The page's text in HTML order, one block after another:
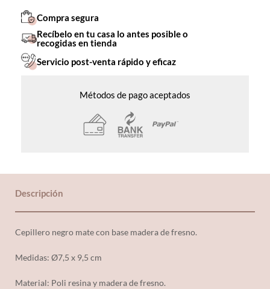
Compra segura
Recíbelo en tu casa lo antes posible o
recogidas en tienda
Servicio post-venta rápido y eficaz
Métodos de pago aceptados
Descripción
Cepillero negro mate con base madera de fresno.
Medidas: Ø7,5 x 9,5 cm
Material: Poli resina y madera de fresno.